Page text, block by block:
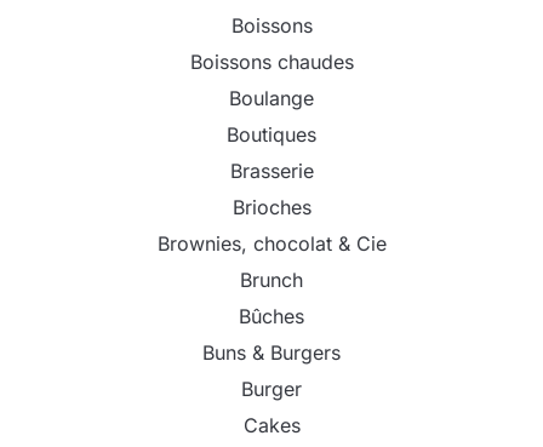
Boissons
Boissons chaudes
Boulange
Boutiques
Brasserie
Brioches
Brownies, chocolat & Cie
Brunch
Bûches
Buns & Burgers
Burger
Cakes